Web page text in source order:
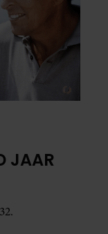
JAAR